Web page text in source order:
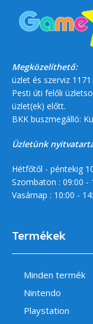
Megközelíthető:
üzlet és szerviz
Pesti úti felőli
üzlet(ek) előtt.
BKK buszmegálló:
Üzletünk
Hétfőtől - péntekig
Szombaton : 09:00 -
Vasárnap : 10:00 -
Termékek
Minden termék
Nintendo
Playstation